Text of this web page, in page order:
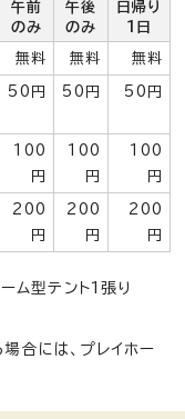
午前
のみ
午後
のみ
日帰り
1日
無料 無料 無料
50円 50円 50円
100
円
100
円
100
円
200
円
200
円
200
円
ーム型テント1張り
合には、プレイホー